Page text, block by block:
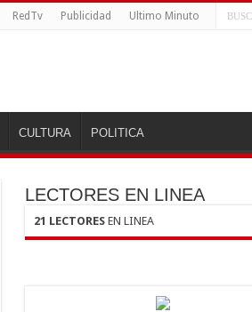
RedTv Publicidad Ultimo Minuto
CULTURA POLITICA
LECTORES EN LINEA
21 LECTORESEN LINEA